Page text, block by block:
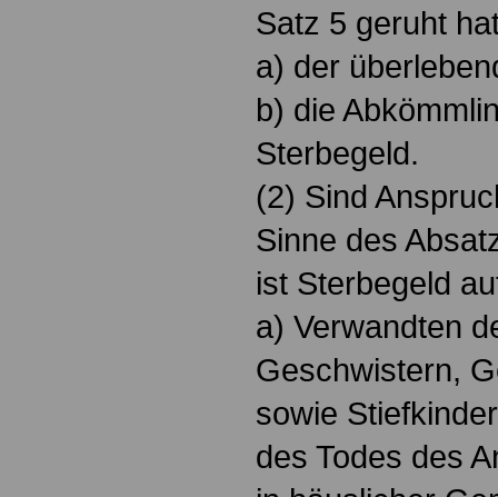
Satz 5 geruht
a) der
b) die
Sterbegeld.
(2) Sind
Sinne des
ist Sterbegeld
a) Verwandten
Geschwistern,
sowie
des Todes des